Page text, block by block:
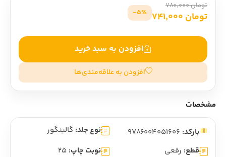
تومان 780,000
تومان 741,000 5٪-
افزودن به سبد خرید
افزودن به علاقه‌مندی‌ها
مشخصات
بارکد: نوع جلد: گالینگور
قطع: رقعی نوبت چاپ: 25